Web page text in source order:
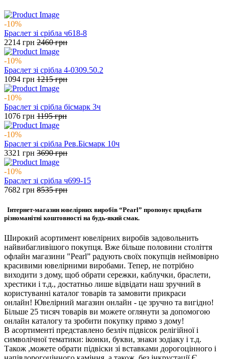
-10%
Браслет зі срібла ч618-8
2214 грн 2460грн
-10%
Браслет зі срібла 4-0309.50.2
1094 грн 1215грн
-10%
Браслет зі срібла бісмарк 3ч
1076 грн 1195грн
-10%
Браслет зі срібла Рев.Бісмарк 10ч
3321 грн 3690грн
-10%
Браслет зі срібла ч699-15
7682 грн 8535грн
Інтернет-магазин ювелірних виробів “Pearl” пропонує придбати
різноманітні коштовності на будь-який смак.
Широкий асортимент ювелірних виробів задовольнить
найвибагливішого покупця. Вже більше половини століття
офлайн магазини "Pearl” радують своїх покупців неймовірно
красивими ювелірними виробами. Тепер, не потрібно
виходити з дому, щоб обрати сережки, каблучки, браслети,
хрестики і т.д., достатньо лише відвідати наш зручний в
користуванні каталог товарів та замовити прикраси
онлайн! Ювелірний магазин онлайн - це зручно та вигідно!
Більше 25 тисяч товарів ви можете оглянути за допомогою
онлайн каталогу та зробити покупку прямо з дому!
В асортименті представлено безліч підвісок релігійної і
символічної тематики: іконки, букви, знаки зодіаку і т.д.
Також ,можете обрати підвіски зі вставками дорогоцінного і